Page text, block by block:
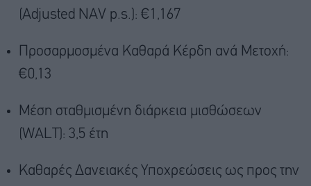
(Adjusted NAV p.s.): €1,167
Προσαρμοσμένα Καθαρά Κέρδη ανά Μετοχή:
€0,13
Μέση σταθμισμένη διάρκεια μισθώσεων
(WALT): 3,5 έτη
Καθαρές Δανειακές Υποχρεώσεις ως προς την